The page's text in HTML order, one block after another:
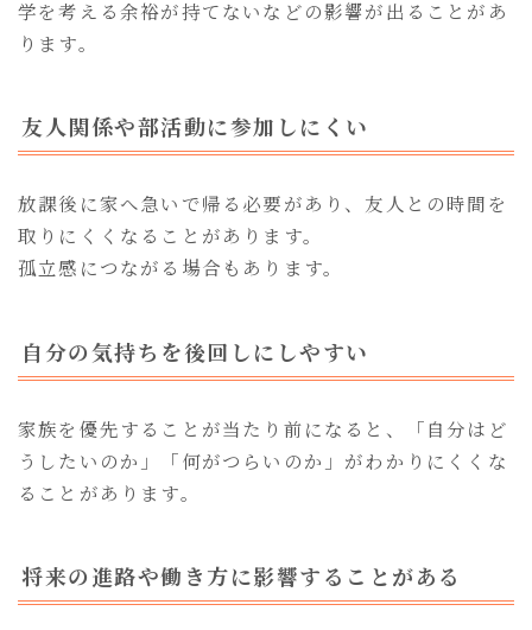
学を考える余裕が持てないなどの影響が出ることがあ
ります。
友人関係や部活動に参加しにくい
放課後に家へ急いで帰る必要があり、友人との時間を
取りにくくなることがあります。
孤立感につながる場合もあります。
自分の気持ちを後回しにしやすい
家族を優先することが当たり前になると、「自分はど
うしたいのか」「何がつらいのか」がわかりにくくな
ることがあります。
将来の進路や働き方に影響することがある